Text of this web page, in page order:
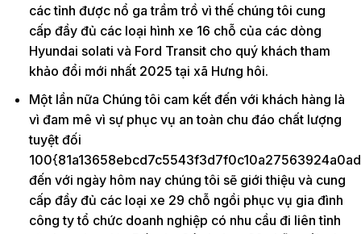
các tỉnh được nổ ga trầm trồ vì thế chúng tôi cung
cấp đầy đủ các loại hình xe 16 chỗ của các dòng
Hyundai solati và Ford Transit cho quý khách tham
khảo đổi mới nhất 2025 tại xã Hưng hôi.
Một lần nữa Chúng tôi cam kết đến với khách hàng là
vì đam mê vì sự phục vụ an toàn chu đáo chất lượng
tuyệt đối
đến với ngày hôm nay chúng tôi sẽ giới thiệu và cung
cấp đầy đủ các loại xe 29 chỗ ngồi phục vụ gia đình
công ty tổ chức doanh nghiệp có nhu cầu đi liên tỉnh